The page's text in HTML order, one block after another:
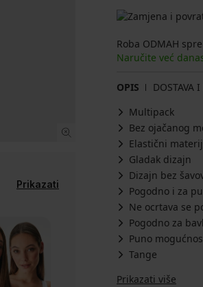
Prikazati
Roba ODMAH
Naručite već
OPIS DOSTAVA I
Multipack
Bez ojačanog
Elastični
Gladak dizajn
Dizajn bez
Pogodno i za
Ne ocrtava se
Pogodno za
Puno
Tange
Prikazati više